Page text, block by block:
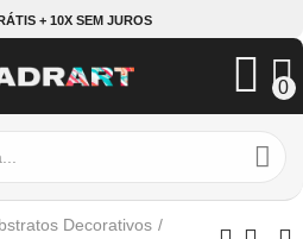
+ 10X SEM JUROS
0
Decorativos